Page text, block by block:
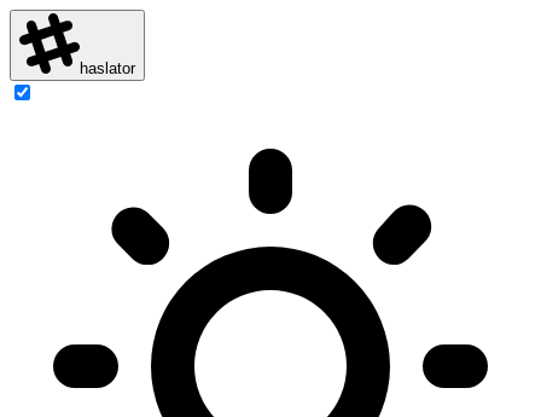
haslator